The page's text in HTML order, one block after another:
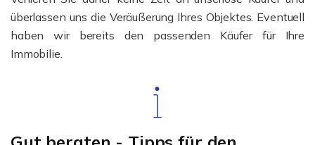
überlassen uns die Veräußerung Ihres Objektes. Eventuell
haben wir bereits den passenden Käufer für Ihre
Immobilie.